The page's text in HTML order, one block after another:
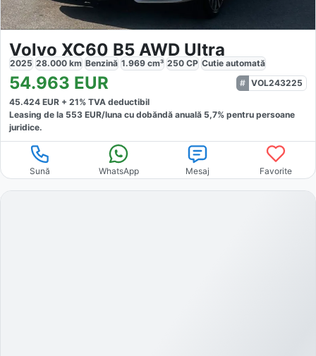
Volvo XC60 B5 AWD Ultra
2025 28.000 km Benzină 1.969 cm³ 250 CP Cutie automată
54.963 EUR
VOL243225
45.424 EUR + 21% TVA deductibil
Leasing de la 553 EUR/luna cu dobăndă anuală 5,7% pentru persoane
juridice.
Sună WhatsApp Mesaj Favorite